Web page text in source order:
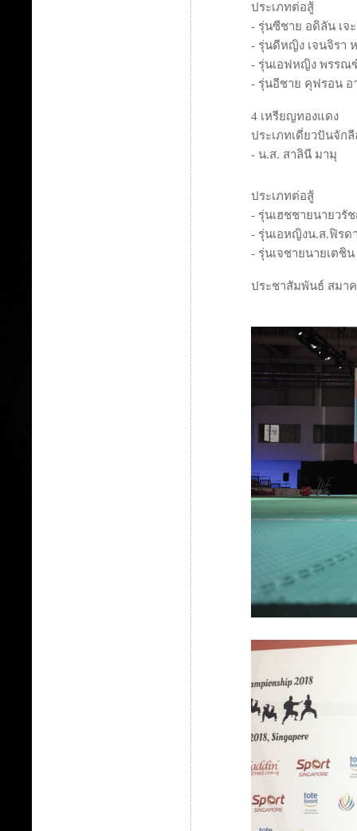
ประเภทต่อสู้
- รุ่นซีชาย อดิลัน เจ
- รุ่นดีหญิง เจนจิรา
- รุ่นเอฟหญิง พรร
- รุ่นอีชาย คุฟรอน
4 เหรียญทองแดง
ประเภทเดี่ยวปันจัก
- น.ส. สาลินี มามุ
ประเภทต่อสู้
- รุ่นเฮชชายนายวรั
- รุ่นเอหญิงน.ส.ฟิรด
- รุ่นเจชายนายเตชิ
ประชาสัมพันธ์ สมา